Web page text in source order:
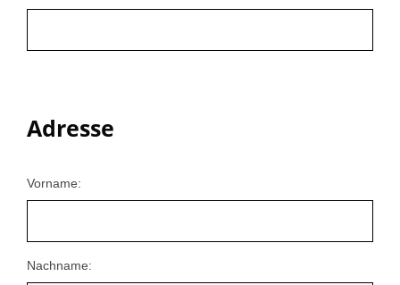
Adresse
Vorname:
Nachname: